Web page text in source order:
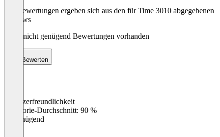
Die Bewertungen ergeben sich aus den für Time 3010 abgegebenen
Reviews
Noch nicht genügend Bewertungen vorhanden
Bewerten
Benutzerfreundlichkeit
Kategorie-Durchschnitt: 90 %
Ungenügend